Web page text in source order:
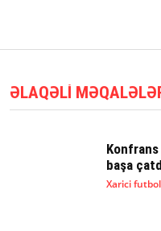
ƏLAQƏLI
Konfrans
başa
Xarici futbol